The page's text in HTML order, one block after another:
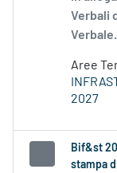
Verbali
Aree
2027
Bif&st
stampa